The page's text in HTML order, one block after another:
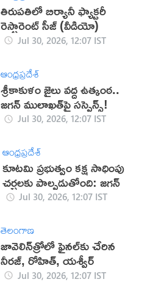
తిరుపతిలో బిర్యానీ ఫ్యాక్ట‌రీ
రెస్టారెంట్ సీజ్‌ (వీడియో)
Jul 30, 2026, 12:07 IST
ఆంధ్రప్రదేశ్
శ్రీకాకుళం జైలు వద్ద ఉత్కంఠ..
జగన్ ములాఖత్‌పై సస్పెన్స్!
Jul 30, 2026, 12:07 IST
ఆంధ్రప్రదేశ్
కూటమి ప్రభుత్వం కక్ష సాధింపు
చర్చలకు పాల్పడుతోంది: జగన్
Jul 30, 2026, 12:07 IST
తెలంగాణ
జావెలిన్‌త్రోలో ఫైనల్‌కు చేరిన
నీరజ్‌, రోహిత్‌, యశ్వీర్‌
Jul 30, 2026, 12:07 IST